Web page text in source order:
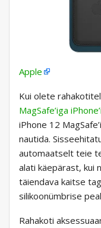
Apple
Kui olete
MagSafe’iga
iPhone 12
nautida.
automaatselt teie
alati käepärast, kui
täiendava kaitse
silikoonümbrise
Rahakoti